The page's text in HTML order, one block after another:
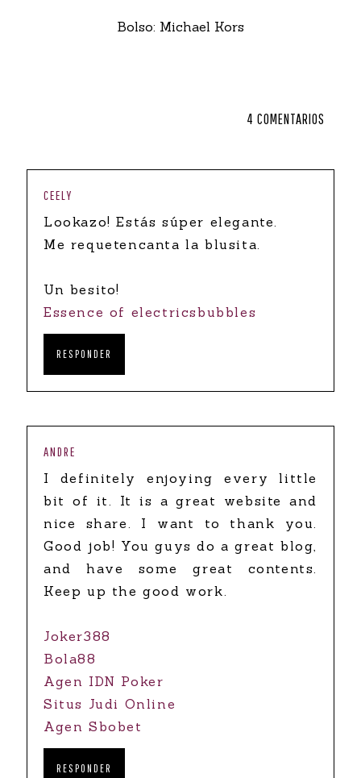
Bolso: Michael Kors
4 COMENTARIOS
CEELY
Lookazo! Estás súper elegante.
Me requetencanta la blusita.
Un besito!
Essence of electricsbubbles
RESPONDER
ANDRE
I definitely enjoying every little
bit of it. It is a great website and
nice share. I want to thank you.
Good job! You guys do a great blog,
and have some great contents.
Keep up the good work.
Joker388
Bola88
Agen IDN Poker
Situs Judi Online
Agen Sbobet
RESPONDER